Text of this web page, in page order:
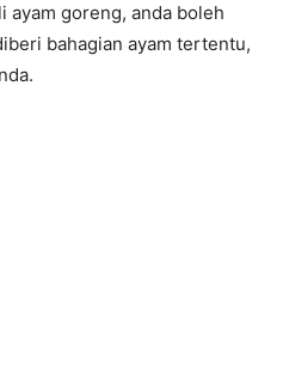
ayam goreng, anda boleh
bahagian ayam tertentu,